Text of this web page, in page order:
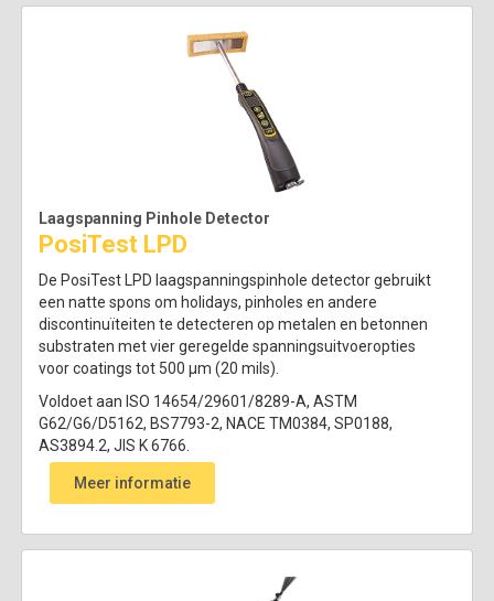
Laagspanning Pinhole Detector
PosiTest LPD
De PosiTest LPD laagspanningspinhole detector gebruikt
een natte spons om holidays, pinholes en andere
discontinuïteiten te detecteren op metalen en betonnen
substraten met vier geregelde spanningsuitvoeropties
voor coatings tot 500 µm (20 mils).
Voldoet aan ISO 14654/29601/8289-A, ASTM
G62/G6/D5162, BS7793-2, NACE TM0384, SP0188,
AS3894.2, JIS K 6766.
Meer informatie